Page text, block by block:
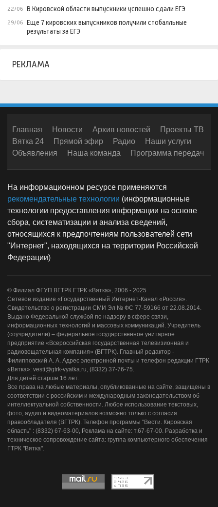
22/06 В Кировской области выпускники успешно сдали ЕГЭ
29/06 Еще 7 кировских выпускников получили стобалльные
результаты за ЕГЭ
РЕКЛАМА
Главная Новости Архив новостей
Проекты ТВ
Вятка 24
Прямой эфир Радио
Наши услуги
Объявления
Наша команда Программа передач
На информационном ресурсе применяются
рекомендательные технологии (информационные
технологии предоставления информации на основе
сбора, систематизации и анализа сведений,
относящихся к предпочтениям пользователей сети
"Интернет", находящихся на территории Российской
Федерации)
© Филиал ФГУП ВГТРК ГТРК «Вятка», 2006 - 2025
Сетевое издание «Государственный Интернет-Канал «Россия».
Свидетельство о регистрации СМИ Эл № ФС 77-59166 от 22.08.2014.
Выдано Федеральной службой по надзору в сфере связи,
информационных технологий и массовых коммуникаций. Учредитель
(соучредители) – федеральное государственное унитарное
предприятие «Всероссийская государственная телевизионная и
радиовещательная компания» (ВГТРК). Главный редактор -
Филипповский А. А. Адрес электронной почты и телефон редакции ГТРК
«Вятка»: vesti@gtrk-vyatka.ru, (8332) 37-76-75.
Для детей старше 16 лет.
Все права на любые материалы, опубликованные на сайте, защищены в
соответствии с российским и международным законодательством об
интеллектуальной собственности. Любое использование текстовых,
фото, аудио и видеоматериалов возможно только с согласия
правообладателя (ВГТРК). Телефон программы "Вести. Кировская
область" : (8332) 67-63-00, Реклама на сайте: т.67-67-00. Разработка и
техническое сопровождение сайта: группа компьютерного обеспечения
ГТРК "Вятка".